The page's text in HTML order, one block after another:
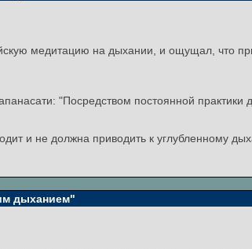
медитацию на дыхании, и ощущал, что
"Посредством постоянной практики
и не должна приводить к углубленному
дыханием"